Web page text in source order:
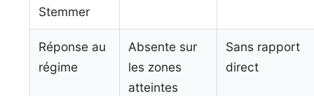
Stemmer
Réponse au
régime
Absente sur
les zones
atteintes
Sans rapport
direct